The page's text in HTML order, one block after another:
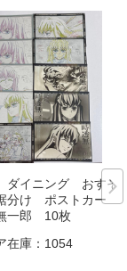
ダイニング おすそ
分け ポストカー
一郎 10枚
在庫： 1054